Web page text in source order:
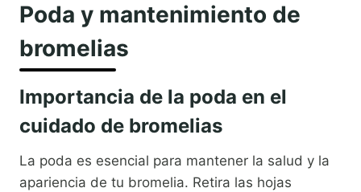
Poda y mantenimiento de
bromelias
Importancia de la poda en el
cuidado de bromelias
La poda es esencial para mantener la salud y la
apariencia de tu bromelia. Retira las hojas